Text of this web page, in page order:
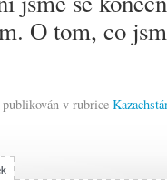
O tom, co
v rubrice